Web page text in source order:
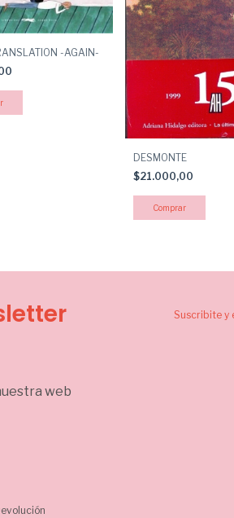
-AGAIN-
DESMONTE
$21.000,00
Suscribite y
web